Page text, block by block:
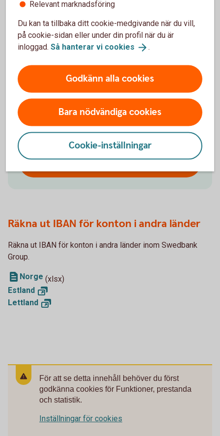
Räkna ut ditt IBAN-nummer
Räkna ut ditt IBAN-nummer med IBAN-
räknaren. Den fungerar endast för konton i
Swedbank och Sparbankerna. Ange alltid
IBAN tillsammans med bankens BIC som är
SWEDSESS (för Swedbank och
sparbankerna).
Kontonummer
Räkna ut IBAN
Räkna ut IBAN för konton i andra länder
Räkna ut IBAN för konton i andra länder inom Swedbank
Group.
Norge (xlsx)
Estland
Lettland
För att se detta innehåll behöver du först
godkänna cookies för Funktioner, prestanda
och statistik.
Inställningar för cookies
Relevant marknadsföring
Du kan ta tillbaka ditt cookie-medgivande när du vill,
på cookie-sidan eller under din profil när du är
inloggad. Så hanterar vi cookies .
Godkänn alla cookies
Bara nödvändiga cookies
Cookie-inställningar